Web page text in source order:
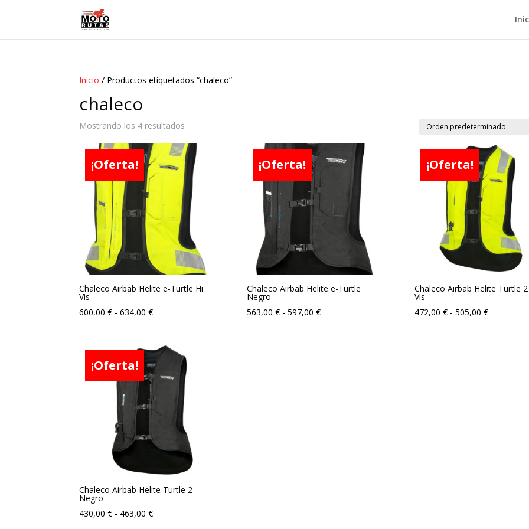
Inicio / Productos etiquetados “chaleco”
chaleco
Mostrando los 4 resultados
¡Oferta!
Chaleco Airbab Helite e-Turtle Hi
Vis
600,00€ - 634,00€Rango
desde
600,00 €
hasta
634,00 €
¡Oferta!
Chaleco Airbab Helite e-Turtle
Negro
563,00 € - 597,00 €Rango
¡Oferta!
Chaleco Airbab Helite Turtle
Vis
472,00 € - 505,00 €Rango
¡Oferta!
Chaleco Airbab Helite Turtle 2
Negro
430,00€ - 463,00€Rango